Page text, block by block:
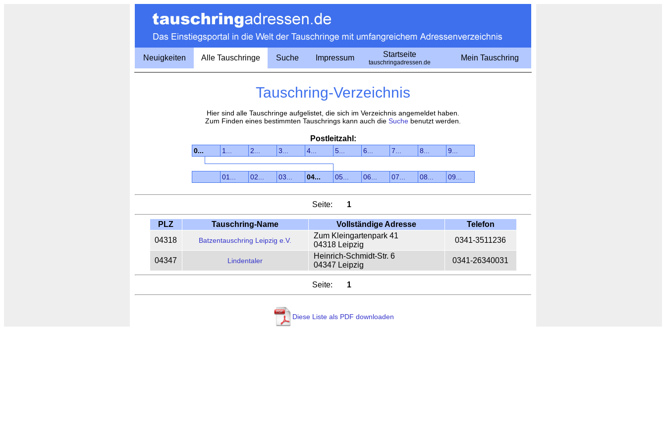
Neuigkeiten Alle Tauschringe Suche Impressum Startseite
tauschringadressen.de
Mein Tauschring
Tauschring-Verzeichnis
Hier sind alle Tauschringe aufgelistet, die sich im Verzeichnis angemeldet haben.
Zum Finden eines bestimmten Tauschrings kann auch die Suche benutzt werden.
Postleitzahl:
0... 1... 2... 3... 4... 5... 6... 7... 8... 9...
01... 02... 03... 04... 05... 06... 07... 08... 09...
Seite: 1
PLZ Tauschring-Name Vollständige Adresse
Telefon
04318
Batzentauschring Leipzig e.V.
Zum Kleingartenpark 41
04318 Leipzig
0341-3511236
04347 Lindentaler
Heinrich-Schmidt-Str. 6
04347 Leipzig
0341-26340031
Seite: 1
Diese Liste als PDF downloaden